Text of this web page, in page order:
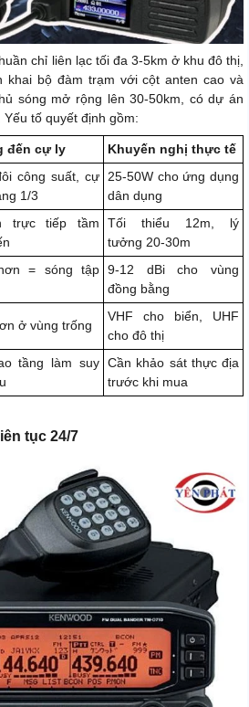
chỉ liên lạc tối đa 3-5km ở khu đô thị,
khai bộ đàm trạm với cột anten cao và
sóng mở rộng lên 30-50km, có dự án
tố quyết định gồm:
đến cự ly
Khuyến nghị thực tế
công suất, cự
1/3
25-50W cho ứng dụng
dân dụng
trực tiếp tầm
Tối thiểu 12m, lý
tưởng 20-30m
= sóng tập 9-12 dBi cho vùng
đồng bằng
ở vùng trống
VHF cho biển, UHF
cho đô thị
tầng làm suy Cần khảo sát thực địa
trước khi mua
tục 24/7